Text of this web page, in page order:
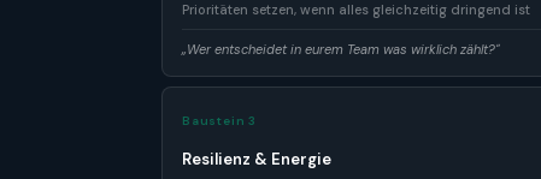
Prioritäten setzen, wenn alles gleichzeitig dringend ist
„Wer entscheidet in eurem Team was wirklich zählt?"
Baustein 3
Resilienz & Energie